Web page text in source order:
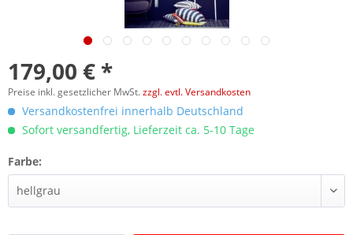
179,00 € *
Preise inkl. gesetzlicher MwSt.zzgl. evtl. Versandkosten
Versandkostenfrei innerhalb Deutschland
Sofort versandfertig, Lieferzeit ca. 5-10 Tage
Farbe: